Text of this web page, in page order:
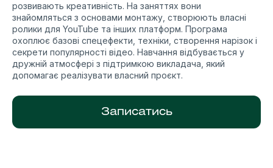
розвивають креативність. На заняттях вони
знайомляться з основами монтажу, створюють власні
ролики для YouTube та інших платформ. Програма
охоплює базові спецефекти, техніки, створення нарізок і
секрети популярності відео. Навчання відбувається у
дружній атмосфері з підтримкою викладача, який
допомагає реалізувати власний проєкт.
Записатись